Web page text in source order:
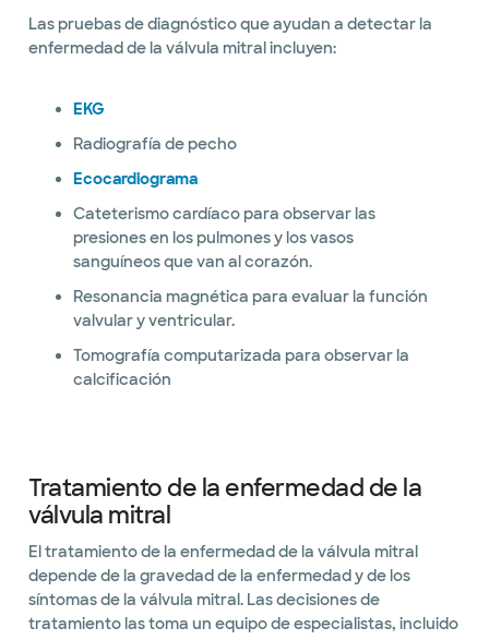
Las pruebas de diagnóstico que ayudan a detectar la
enfermedad de la válvula mitral incluyen:
EKG
Radiografía de pecho
Ecocardiograma
Cateterismo cardíaco para observar las
presiones en los pulmones y los vasos
sanguíneos que van al corazón.
Resonancia magnética para evaluar la función
valvular y ventricular.
Tomografía computarizada para observar la
calcificación
Tratamiento de la enfermedad de la
válvula mitral
El tratamiento de la enfermedad de la válvula mitral
depende de la gravedad de la enfermedad y de los
síntomas de la válvula mitral. Las decisiones de
tratamiento las toma un equipo de especialistas, incluido